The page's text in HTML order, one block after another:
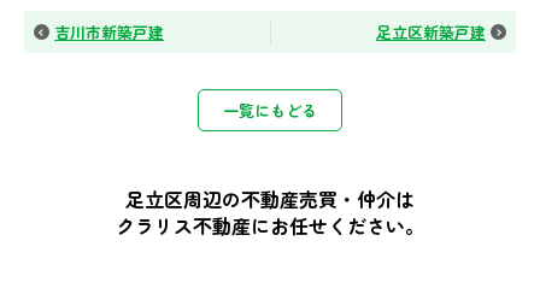
吉川市新築戸建 足立区新築戸建
一覧にもどる
足立区周辺の不動産売買・仲介は
クラリス不動産にお任せください。